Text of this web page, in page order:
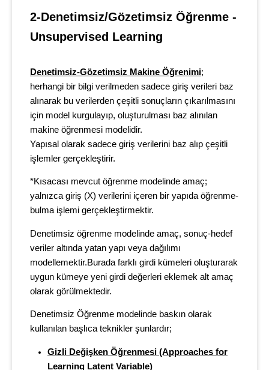
2-Denetimsiz/Gözetimsiz Öğrenme -
Unsupervised Learning
Denetimsiz-Gözetimsiz Makine Öğrenimi;
herhangi bir bilgi verilmeden sadece giriş verileri baz
alınarak bu verilerden çeşitli sonuçların çıkarılmasını
için model kurgulayıp, oluşturulması baz alınılan
makine öğrenmesi modelidir.
Yapısal olarak sadece giriş verilerini baz alıp çeşitli
işlemler gerçekleştirir.
*Kısacası mevcut öğrenme modelinde amaç;
yalnızca giriş (X) verilerini içeren bir yapıda öğrenme-
bulma işlemi gerçekleştirmektir.
Denetimsiz öğrenme modelinde amaç, sonuç-hedef
veriler altında yatan yapı veya dağılımı
modellemektir.Burada farklı girdi kümeleri oluşturarak
uygun kümeye yeni girdi değerleri eklemek alt amaç
olarak görülmektedir.
Denetimsiz Öğrenme modelinde baskın olarak
kullanılan başlıca teknikler şunlardır;
Gizli Değişken Öğrenmesi (Approaches for
Learning Latent Variable)